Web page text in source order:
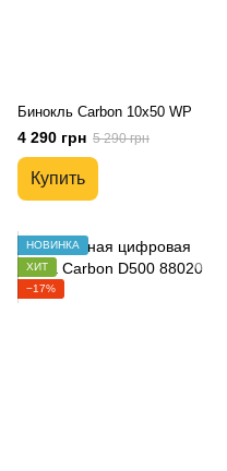
Бинокль Carbon 10x50 WP
4 290 грн 5 290 грн
Купить
НОВИНКА
ХИТ
−17%